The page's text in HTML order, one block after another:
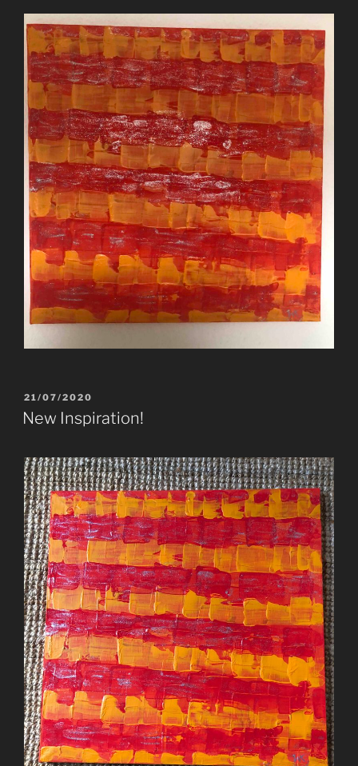
VERÖFFENTLICHT
AM
21/07/2020
New Inspiration!